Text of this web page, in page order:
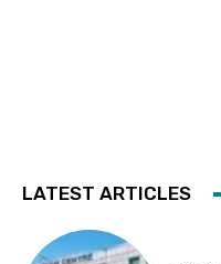
LATEST ARTICLES